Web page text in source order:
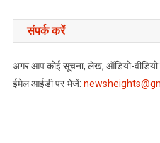
संपर्क करें
अगर आप कोई सूचना, लेख, ऑडियो-वीडियो
ईमेल आईडी पर भेजें: